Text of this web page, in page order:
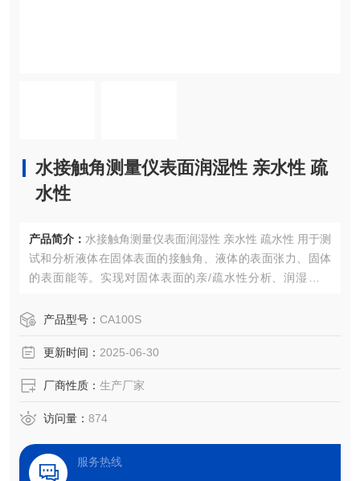
水接触角测量仪表面润湿性 亲水性 疏
水性
产品简介： 水接触角测量仪表面润湿性 亲水性 疏水性 用于测
试和分析液体在固体表面的接触角、液体的表面张力、固体
的表面能等。实现对固体表面的亲/疏水性分析、润湿性分
吸收和铺展等过程分析。
产品型号： CA100S
更新时间： 2025-06-30
厂商性质： 生产厂家
访问量： 874
服务热线